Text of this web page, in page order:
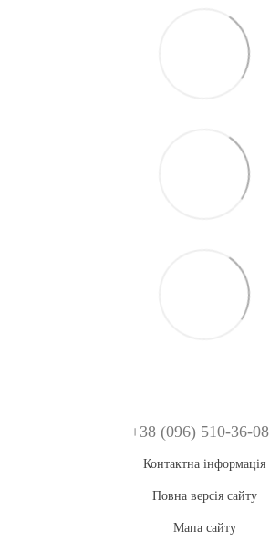
+38 (096) 510-36-08
Контактна інформація
Повна версія сайту
Мапа сайту